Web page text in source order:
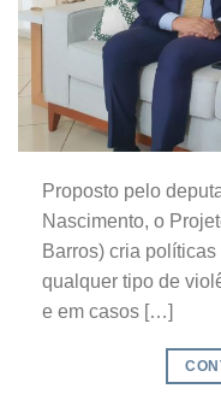
Proposto pelo
Nascimento, o
Barros) cria
qualquer tipo de
e em casos […]